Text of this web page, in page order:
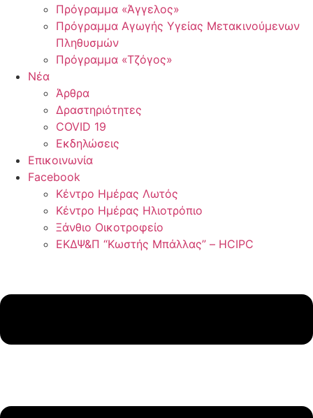
Πρόγραμμα «Άγγελος»
Πρόγραμμα Αγωγής Υγείας Μετακινούμενων
Πληθυσμών
Πρόγραμμα «Τζόγος»
Νέα
Άρθρα
Δραστηριότητες
COVID 19
Εκδηλώσεις
Επικοινωνία
Facebook
Κέντρο Ημέρας Λωτός
Κέντρο Ημέρας Ηλιοτρόπιο
Ξάνθιο Οικοτροφείο
ΕΚΔΨ&Π “Κωστής Μπάλλας” – HCIPC